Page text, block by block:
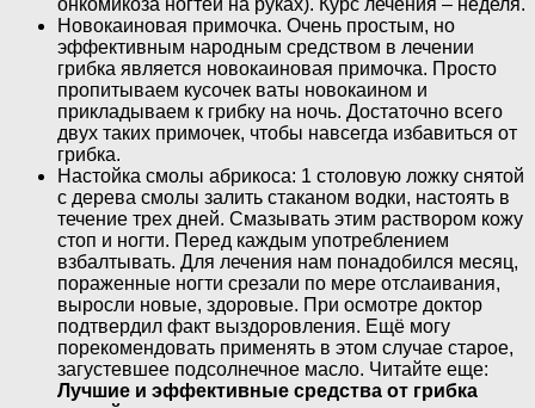
онкомикоза ногтей на руках). Курс лечения – неделя.
Новокаиновая примочка. Очень простым, но
эффективным народным средством в лечении
грибка является новокаиновая примочка. Просто
пропитываем кусочек ваты новокаином и
прикладываем к грибку на ночь. Достаточно всего
двух таких примочек, чтобы навсегда избавиться от
грибка.
Настойка смолы абрикоса: 1 столовую ложку снятой
с дерева смолы залить стаканом водки, настоять в
течение трех дней. Смазывать этим раствором кожу
стоп и ногти. Перед каждым употреблением
взбалтывать. Для лечения нам понадобился месяц,
пораженные ногти срезали по мере отслаивания,
выросли новые, здоровые. При осмотре доктор
подтвердил факт выздоровления. Ещё могу
порекомендовать применять в этом случае старое,
загустевшее подсолнечное масло. Читайте еще:
Лучшие и эффективные средства от грибка